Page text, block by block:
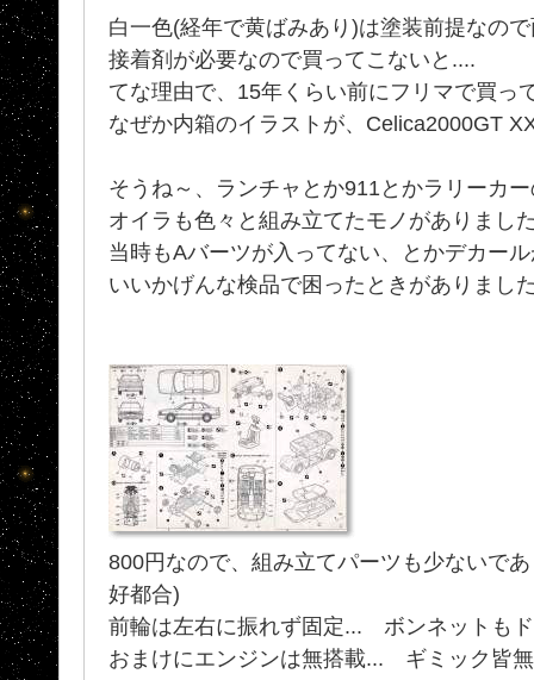
白一色(経年で黄ばみあり)は塗装前提なの
接着剤が必要なので買ってこないと....
てな理由で、15年くらい前にフリマで買っ
なぜか内箱のイラストが、Celica2000GT
そうね～、ランチャとか911とかラリーカ
オイラも色々と組み立てたモノがありまし
当時もAバーツが入ってない、とかデカー
いいかげんな検品で困ったときがありまし
800円なので、組み立てパーツも少ないで
好都合)
前輪は左右に振れず固定... ボンネットも
おまけにエンジンは無搭載... ギミック皆